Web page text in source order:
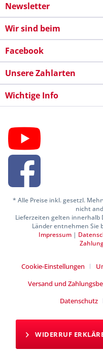
Newsletter
Wir sind beim
Facebook
Unsere Zahlarten
Wichtige Info
* Alle Preise inkl. gesetzl.
nicht
Lieferzeiten gelten innerhalb
Länder entnehmen Sie
Impressum |
Cookie-Einstellungen
Versand und
Datenschutz
WIDERRUF